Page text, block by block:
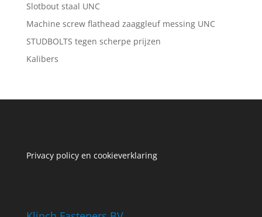
Slotbout staal UNC
Machine screw flathead zaaggleuf messing UNC
STUDBOLTS tegen scherpe prijzen
Kalibers
Privacy policy en cookieverklaring